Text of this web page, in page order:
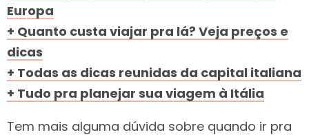
Europa
+ Quanto custa viajar pra lá? Veja preços e
dicas
+ Todas as dicas reunidas da capital italiana
+ Tudo pra planejar sua viagem à Itália
Tem mais alguma dúvida sobre quando ir pra